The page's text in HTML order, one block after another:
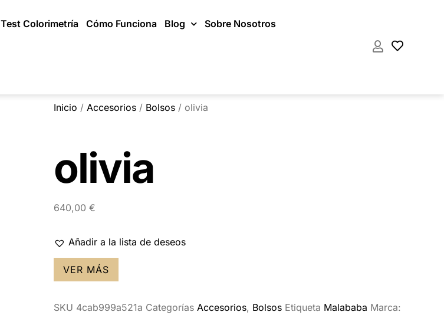
Test Colorimetría Cómo Funciona Blog Sobre Nosotros
Inicio / Accesorios / Bolsos / olivia
olivia
640,00 €
Añadir a la lista de deseos
VER MÁS
SKU 4cab999a521a Categorías Accesorios, Bolsos Etiqueta Malababa Marca: